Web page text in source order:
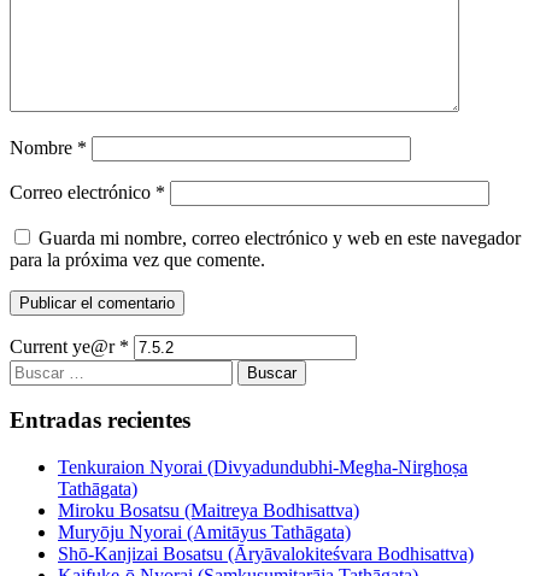
Nombre *
Correo electrónico *
Guarda mi nombre, correo electrónico y web en este navegador
para la próxima vez que comente.
Current ye@r *
Buscar:
Entradas recientes
Tenkuraion Nyorai (Divyadundubhi-Megha-Nirghoṣa
Tathāgata)
Miroku Bosatsu (Maitreya Bodhisattva)
Muryōju Nyorai (Amitāyus Tathāgata)
Shō-Kanjizai Bosatsu (Āryāvalokiteśvara Bodhisattva)